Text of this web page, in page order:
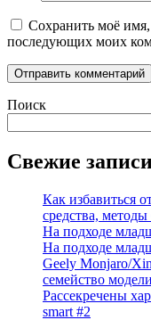
Сохранить моё имя,
последующих моих
Поиск
Свежие
Как избавиться
средства,
На подходе
На подходе
Geely Monjaro/
семейство модели
Рассекречены
smart #2